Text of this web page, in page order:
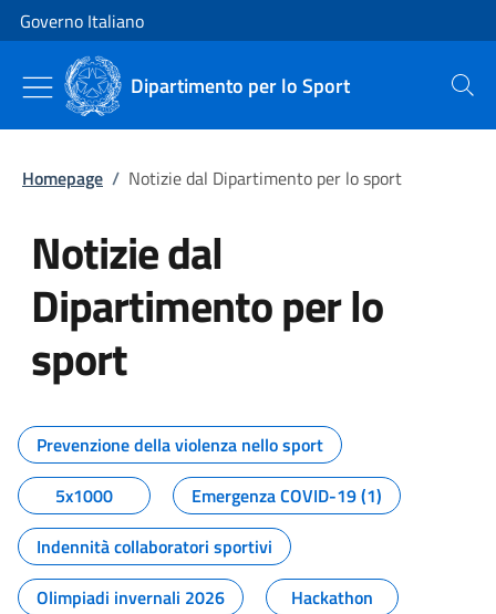
Vai al contenuto
Vai alla navigazione del sito
Governo Italiano
Dipartimento per lo Sport Cerca
Homepage / Notizie dal Dipartimento per lo sport
Notizie dal
Dipartimento per lo
sport
Tutti i contenuti della pagina
Prevenzione della violenza nello sport
5x1000
Emergenza COVID-19 (1)
Indennità collaboratori sportivi
Olimpiadi invernali 2026
Hackathon